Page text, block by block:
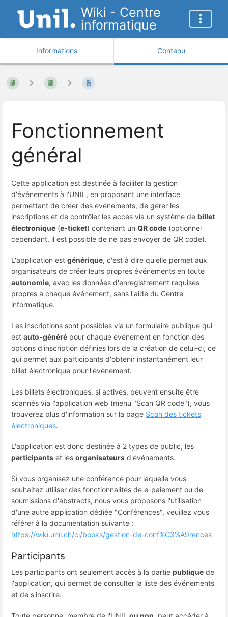
Wiki - Centre
informatique
Informations Contenu
Fonctionnement
général
Cette application est destinée à faciliter la gestion
d'événements à l'UNIL, en proposant une interface
permettant de créer des événements, de gérer les
inscriptions et de contrôler les accès via un système de billet
électronique (e-ticket) contenant un QR code (optionnel
cependant, il est possible de ne pas envoyer de QR code).
L'application est générique, c'est à dire qu'elle permet aux
organisateurs de créer leurs propres événements en toute
autonomie, avec les données d'enregistrement requises
propres à chaque événement, sans l'aide du Centre
informatique.
Les inscriptions sont possibles via un formulaire publique qui
est auto-généré pour chaque événement en fonction des
options d'inscription définies lors de la création de celui-ci, ce
qui permet aux participants d'obtenir instantanément leur
billet électronique pour l'événement.
Les billets électroniques, si activés, peuvent ensuite être
scannés via l'application web (menu "Scan QR code"), vous
trouverez plus d'information sur la page Scan des tickets
électroniques.
L'application est donc destinée à 2 types de public, les
participants et les organisateurs d'événements.
Si vous organisez une conférence pour laquelle vous
souhaitez utiliser des fonctionnalités de e-paiement ou de
soumissions d'abstracts, nous vous proposons l'utilisation
d'une autre application dédiée "Conférences", veuillez vous
référer à la documentation suivante :
https://wiki.unil.ch/ci/books/gestion-de-conf%C3%A9rences
Participants
Les participants ont seulement accès à la partie publique de
l'application, qui permet de consulter la liste des événements
et de s'inscrire.